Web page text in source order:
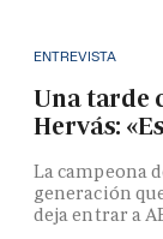
ENTREVISTA
Una tarde
Hervás:
La campeona
generación
deja entrar a